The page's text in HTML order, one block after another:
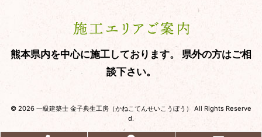
熊本県内を中心に施工しております。
県外の方はご相
談下さい。
© 2026 一級建築士 金子典生工房（かねこてんせいこうぼう） All Rights Reserve
d.